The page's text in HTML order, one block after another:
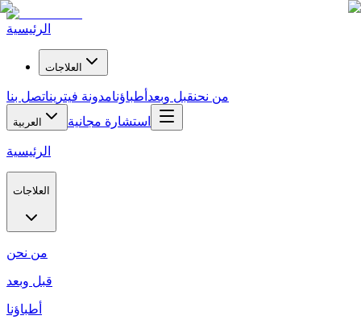
الرئيسية
العلاجات
من نحنقبل وبعد أطباؤنامدونة فيتريناتصل بنا
العربية استشارة مجانية
الرئيسية
العلاجات
من نحن
قبل وبعد
أطباؤنا